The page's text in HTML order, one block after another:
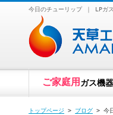
今日のチューリップ ｜ LPガ
ご家庭用 ガス機器
トップページ > ブログ > 今